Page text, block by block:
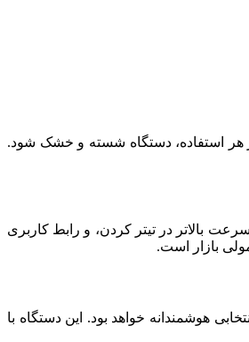
هر استفاده، دستگاه شسته و خشک شود.
بالاتر در تیتر کردن، و رابط کاربری
بازار است.
هوشمندانه خواهد بود. این دستگاه با